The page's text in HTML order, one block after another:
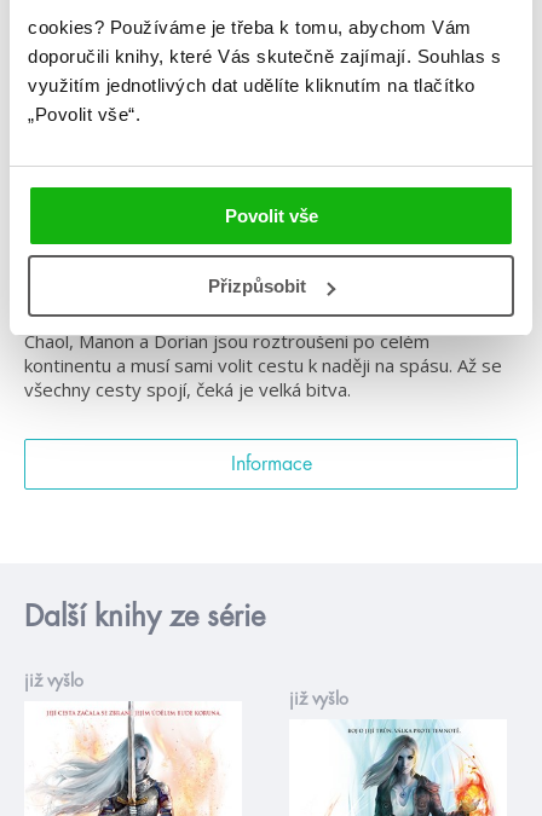
cookies? Používáme je třeba k tomu, abychom Vám
doporučili knihy, které Vás skutečně zajímají. Souhlas s
využitím jednotlivých dat udělíte kliknutím na tlačítko
„Povolit vše“.
Povolit vše
Přizpůsobit
#barevnáořízka #království #prostarší
#sarahjmaas
#skleněnýtrůn
#víly
Skleněný trůn.
Aelin riskovala vše, aby zachránila svůj lid a ty, které miluje.
Zaplatila za to strašlivou cenu a teď je uvězněna v kovové
brání v tom, aby podlehla. Aedion a Lysandra zůstávají
poslední, kteří chrání Terrasen před naprostým zničením.
Chaol, Manon a Dorian jsou roztroušeni po celém
kontinentu a musí sami volit cestu k naději na spásu. Až se
všechny cesty spojí, čeká je velká bitva.
Informace
Další knihy ze série
již vyšlo
již vyšlo